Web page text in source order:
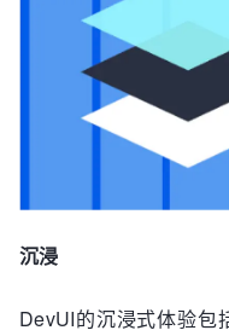
沉浸
DevUI的沉浸式体验包